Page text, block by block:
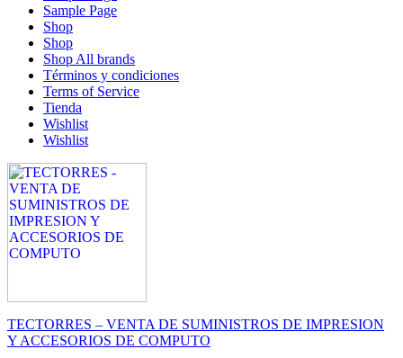
Sample Page
Shop
Shop
Shop All brands
Términos y condiciones
Terms of Service
Tienda
Wishlist
Wishlist
TECTORRES – VENTA DE SUMINISTROS DE IMPRESION
Y ACCESORIOS DE COMPUTO